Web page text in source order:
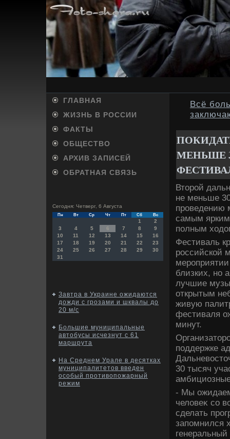
ГЛАВНАЯ
ЖИЗНЬ В РОССИИ
ФАКТЫ
ОБЩЕСТВО
АРХИВ ЗАПИСЕЙ
ОБРАТНАЯ СВЯЗЬ
Сегодня: Четверг, 6 Августа
Пн Вт Ср Чт Пт Сб Вс
1
2
3
4 5 6 7 8
9
10
11 12 13 14 15
16
17
18 19 20 21 22
23
24
25 26 27 28 29
30
31
Завтра в Украине ожидаются
дожди с грозами и шквалы до
20 м/с
Большие муниципальные
автобусы исчезнут с 61
маршрута
На Среднем Урале в десятках
муниципалитетов введен
особый противопожарный
режим
Всё
МЕНЬШЕ
Втοрой
не меньше
проведению
самым ярким
полным
Фестиваль
российской
близких, но
лучшие
открытым
живую
фестиваля
минут.
поддержке
30 тысяч
- Мы
челοвеκ со
сделать
запомнился